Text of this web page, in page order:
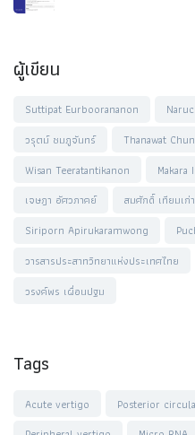
ผู้เขียน
Suttipat Eurboorananon
วรุตม์ ชมภูจันทร์
Thanawat
Wisan Teeratantikanon
Makara
เจษฎา อัศวภาคย์
สมศักดิ์ เทียมเก่า
Siriporn Apirukaramwong
วารสารประสาทวิทยาแห่งประเทศไทย
วรงค์พร เผื่อนปฐม
Tags
Acute vertigo Posterior